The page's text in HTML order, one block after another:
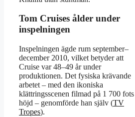
Tom Cruises ålder under
inspelningen
Inspelningen ägde rum september–
december 2010, vilket betyder att
Cruise var 48–49 år under
produktionen. Det fysiska krävande
arbetet – med den ikoniska
klättringsscenen filmad på 1 700 fots
höjd – genomförde han själv (TV
Tropes).